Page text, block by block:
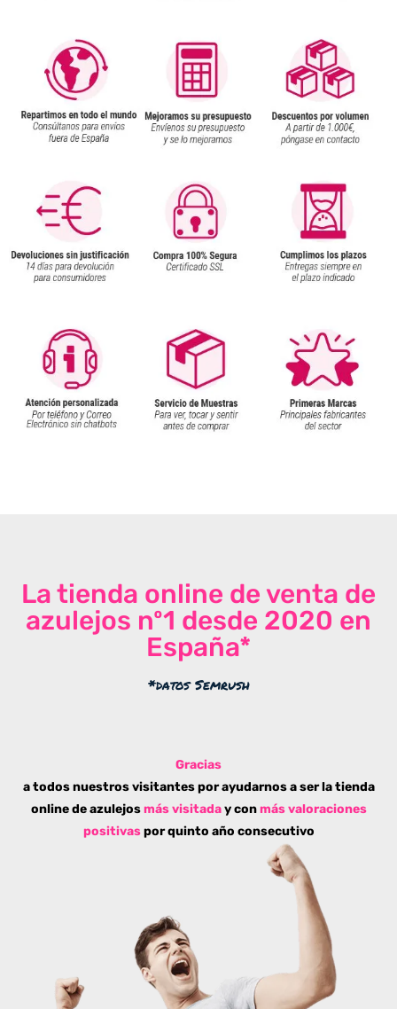
La tienda online de venta de
azulejos nº1 desde 2020 en
España*
*datos Semrush
Gracias
a todos nuestros visitantes por ayudarnos a ser la tienda
online de azulejos más visitaday conmás valoraciones
positivaspor quinto año consecutivo